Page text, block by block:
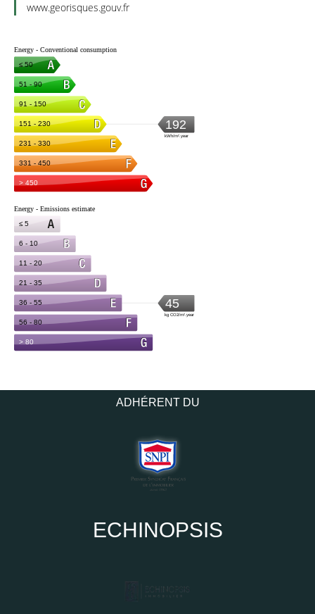
www.georisques.gouv.fr
ADHÉRENT DU
ECHINOPSIS